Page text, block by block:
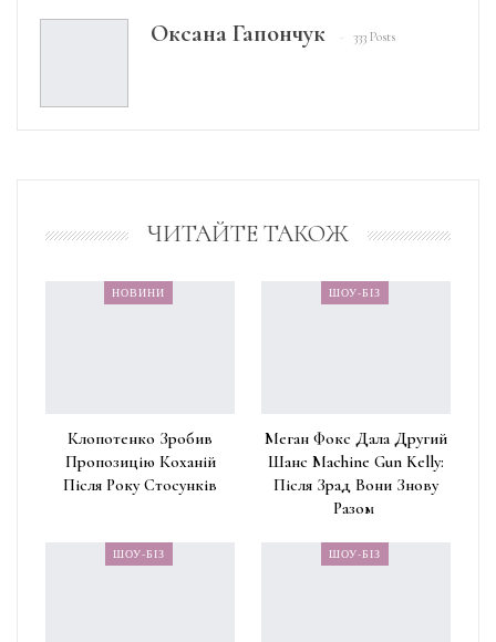
Оксана Гапончук 333 Posts
ЧИТАЙТЕ ТАКОЖ
НОВИНИ
Клопотенко Зробив
Пропозицію Коханій
Після Року Стосунків
ШОУ-БІЗ
Меган Фокс Дала Другий
Шанс Machine Gun Kelly:
Після Зрад Вони Знову
Разом
ШОУ-БІЗ ШОУ-БІЗ